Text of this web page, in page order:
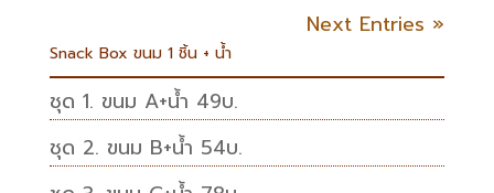
Next Entries »
Snack Box ขนม 1 ชิ้น + น้ำ
ชุด 1. ขนม A+น้ำ 49บ.
ชุด 2. ขนม B+น้ำ 54บ.